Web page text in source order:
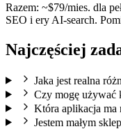
Razem: ~$79/mies. dla
SEO i ery AI-search.
Najczęściej
Jaka jest realna
Czy mogę używać
Która aplikacja ma
Jestem małym